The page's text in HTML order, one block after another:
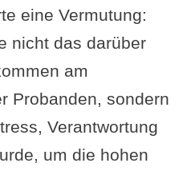
eine Vermutung:
nicht das darüber
am
Probanden, sondern
Verantwortung
um die hohen